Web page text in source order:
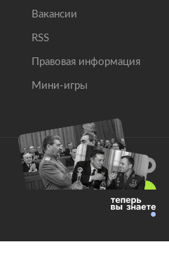
Вакансии
RSS
Правовая информация
Мини-игры
права защищены.